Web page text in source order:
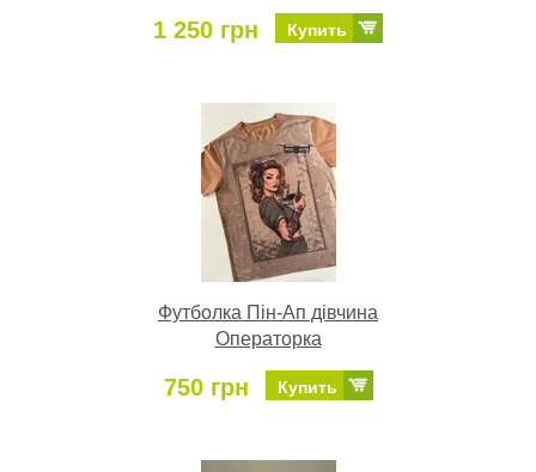
1 250 грн Купить
Футболка Пін-Ап дівчина
Операторка
750 грн Купить